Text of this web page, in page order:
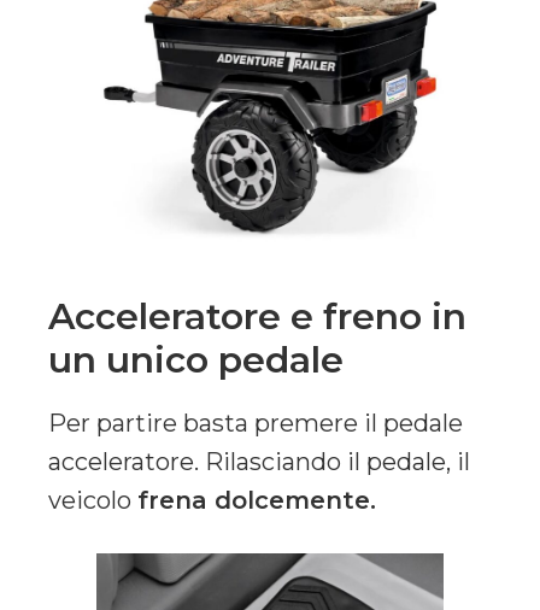
Acceleratore e freno in
un unico pedale
Per partire basta premere il pedale
acceleratore. Rilasciando il pedale, il
veicolo frena dolcemente.